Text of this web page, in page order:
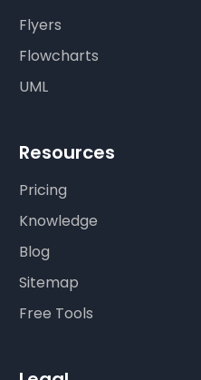
Flyers
Flowcharts
UML
Resources
Pricing
Knowledge
Blog
Sitemap
Free Tools